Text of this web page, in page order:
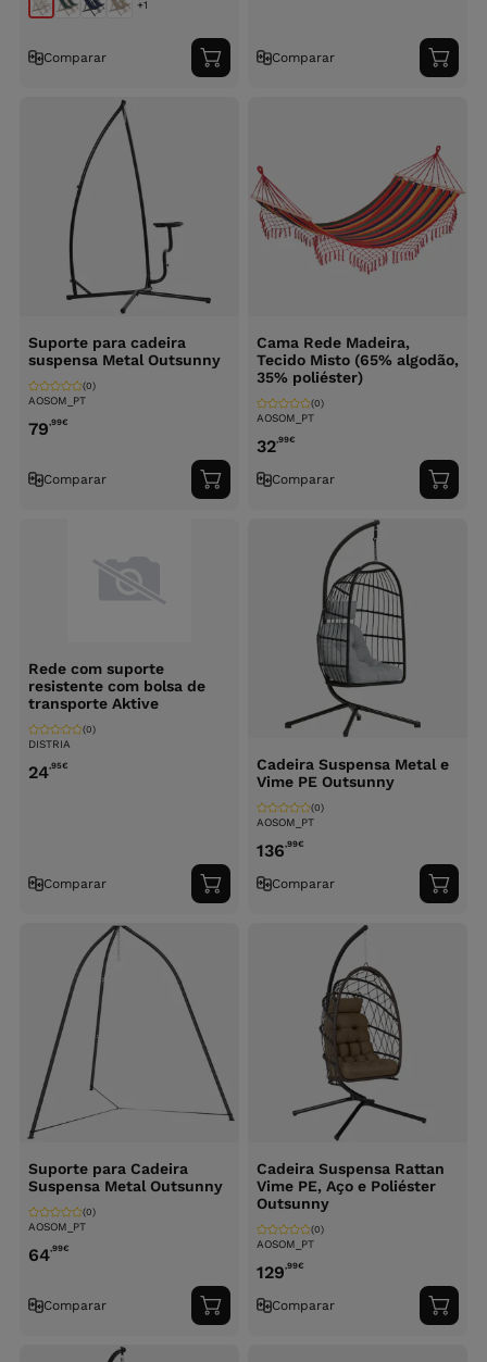
+1
Comparar
Adicionar
ao
Comparar
ao
Suporte para cadeira
suspensa Metal Outsunny
AOSOM_PT
(0)
79,99€
Comparar
Adicionar
ao
Cama Rede Madeira,
Tecido Misto (65% algodão,
35% poliéster)
AOSOM_PT
(0)
32,99€
Comparar
ao
Rede com suporte
resistente com bolsa de
transporte Aktive
DISTRIA
(0)
24 ,95€
Comparar
Adicionar
ao
Cadeira Suspensa Metal e
Vime PE Outsunny
AOSOM_PT
(0)
136,99€
Comparar
ao
Suporte para Cadeira
Suspensa Metal Outsunny
AOSOM_PT
(0)
64,99€
Comparar
Adicionar
ao
Cadeira Suspensa Rattan
Vime PE, Aço e Poliéster
Outsunny
AOSOM_PT
(0)
129,99€
Comparar
ao